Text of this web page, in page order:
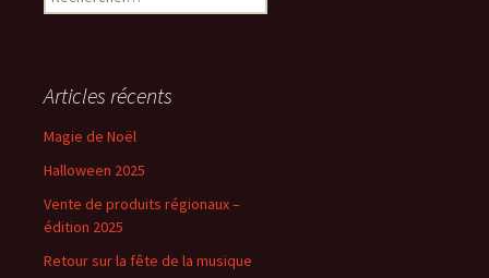
Articles récents
Magie de Noël
Halloween 2025
Vente de produits régionaux –
édition 2025
Retour sur la fête de la musique